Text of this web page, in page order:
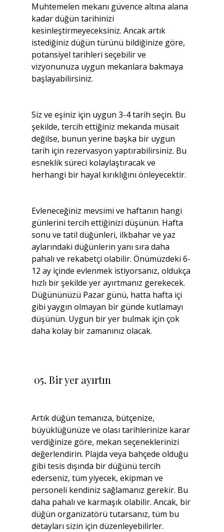
Muhtemelen mekanı güvence altına alana
kadar düğün tarihinizi
kesinleştirmeyeceksiniz. Ancak artık
istediğiniz düğün türünü bildiğinize göre,
potansiyel tarihleri ​​seçebilir ve
vizyonunuza uygun mekanlara bakmaya
başlayabilirsiniz.
Siz ve eşiniz için uygun 3-4 tarih seçin. Bu
şekilde, tercih ettiğiniz mekanda müsait
değilse, bunun yerine başka bir uygun
tarih için rezervasyon yaptırabilirsiniz. Bu
esneklik süreci kolaylaştıracak ve
herhangi bir hayal kırıklığını önleyecektir.
Evleneceğiniz mevsimi ve haftanın hangi
günlerini tercih ettiğinizi düşünün. Hafta
sonu ve tatil düğünleri, ilkbahar ve yaz
aylarındaki düğünlerin yanı sıra daha
pahalı ve rekabetçi olabilir. Önümüzdeki 6-
12 ay içinde evlenmek istiyorsanız, oldukça
hızlı bir şekilde yer ayırtmanız gerekecek.
Düğününüzü Pazar günü, hatta hafta içi
gibi yaygın olmayan bir günde kutlamayı
düşünün. Uygun bir yer bulmak için çok
daha kolay bir zamanınız olacak.
05. Bir yer ayırtın
Artık düğün temanıza, bütçenize,
büyüklüğünüze ve olası tarihlerinize karar
verdiğinize göre, mekan seçeneklerinizi
değerlendirin. Plajda veya bahçede olduğu
gibi tesis dışında bir düğünü tercih
ederseniz, tüm yiyecek, ekipman ve
personeli kendiniz sağlamanız gerekir. Bu
daha pahalı ve karmaşık olabilir. Ancak, bir
düğün organizatörü tutarsanız, tüm bu
detayları sizin için düzenleyebilirler.